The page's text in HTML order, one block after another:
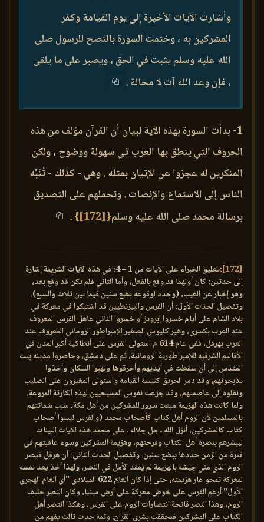
وأشارت الآيات الأخيرة إلى يوم القيامة وكفر
المشركين به ، وختمت السورة بالنصح للرسول صلى
الله عليه وسلم يثبت في الحق ، ويصبر على ما يلقى
، فإن وعد الله آت لا محالة .
1- بدأت السورة بهذه الآية لبيان أن القرآن مؤلف من هذه
الحروف التي ينطق بها العرب في سهولة ووضوح ، ولكن
المنكرين له عجزوا عن الإتيان بمثله . وهي - كذلك - تُنَبِّه
الناس إلى الاستماع والإنصات . وتحملهم على التصديق
برسالة محمد صلى الله عليه وسلم{
[172]
}
.
[172]
:تعليق الخبراء على الآيات من 1 – 4: في هذه الآيات الشريفة إشارة
إلى حدثين: كان أولهما قد وقع بالفعل، وأما الثاني فلم يكن قد وقع بعد،
وهو إخبار عن الغيب، (وحدد لوقوعه بضع سنين فيما بين ثلاث والسبع).
وتفصيل الحدث الأول: أن الفرس والبيزنطيين قد اشتبكوا في معركة في
بلاد الشام على أيام خسروا إبرويز أو خسروا الثاني عاهل الفرس المعروف
عند العرب بكسرى، وهيراكليوس الصغير الإمبراطور الروماني المعروف عند
العرب بهرقل، ففي عام 614 م استولى الفرس على أنطاكية أكبر المدن في
الأقاليم الشرقية للإمبراطورية الرومانية، ثم على دمشق، وحاصروا مدينة بيت
المقدس إلى أن سقطت في أيديهم وأحرقوها ونهبوا السكان وأخذوا
يذبحونهم، وقد دمر الحريق كنيسة القيامة واستولى المغيرون على الصليب
ونقلوه إلى عاصمتهم، وقد جزعت نفوس المسيحيين لهذه الكارثة المروعة،
ولما كانت هذه الهزيمة مبعث سرور للمشركين من أهل مكة، سبب شماتتهم
بالمسلمين لأن الروم أهل كتاب كأصحاب محمد (والفرس ليسوا أصحاب
كتاب كالمشركين، أنزل الله ـ جل جلاله ـ على محمد هذه الآيات البينات
ليبشرهم بنصرة أهل الكتاب وفرحتهم، وهزيمة المشركين وسوء عاقبتهم في
فترة من الزمن حددها ببضع سنين. وتفصيل الحدث الثاني: أن هرقل قيصر
الروم الذي مني جيشه بالهزيمة لم يفقد الأمل في النصر، ولهذا أخذ يعد نفسه
لمعركة تمحو عار هزيمته، حتى إذا كان العام 622 الميلادي "أي العام الهجري
الأول" أرغم الفرس على خوض معركة على أرض مينيا، وكان النصر حليف
الروم، وهذا النصر فاتحة انتصارات الروم على الفرس، وهكذا انتصر أهل
الكتاب على المشركين فتحققت بشرى القرآن. وثمة حدث ثالث يفهم من